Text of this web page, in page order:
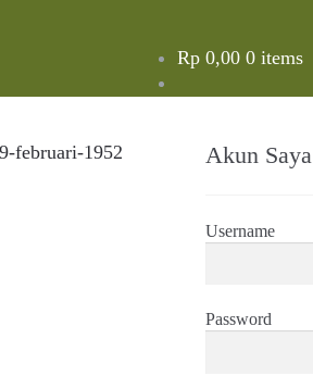
Rp0,00 0 items
Akun Saya
Username
Password